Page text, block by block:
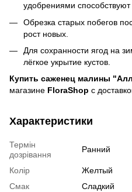
удобрениями способствуют
Обрезка старых побегов
рост новых.
Для сохранности ягод на
лёгкое укрытие кустов.
Купить саженец малины
магазине FloraShop с
Характеристики
Термін
дозрівання
Ранний
Колір
Желтый
Смак
Сладкий